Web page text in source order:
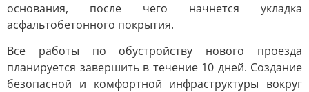
основания, после чего начнется укладка
асфальтобетонного покрытия.
Все работы по обустройству нового проезда
планируется завершить в течение 10 дней. Создание
безопасной и комфортной инфраструктуры вокруг